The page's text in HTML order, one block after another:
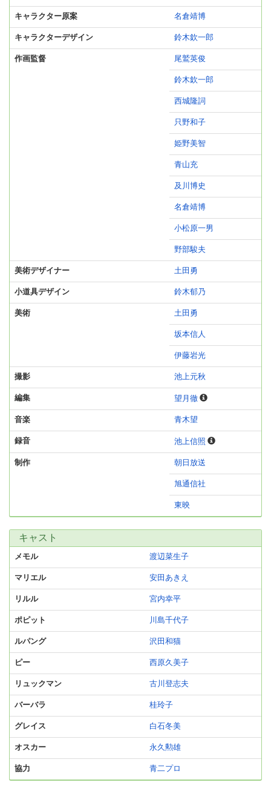
キャラクター原案 名倉靖博
キャラクターデザイン 鈴木欽一郎
作画監督 尾鷲英俊
鈴木欽一郎
西城隆詞
只野和子
姫野美智
青山充
及川博史
名倉靖博
小松原一男
野部駿夫
美術デザイナー 土田勇
小道具デザイン 鈴木郁乃
美術 土田勇
坂本信人
伊藤岩光
撮影 池上元秋
編集 望月徹
音楽 青木望
録音 池上信照
制作 朝日放送
旭通信社
東映
キャスト
メモル 渡辺菜生子
マリエル 安田あきえ
リルル 宮内幸平
ポピット 川島千代子
ルパング 沢田和猫
ピー 西原久美子
リュックマン 古川登志夫
バーバラ 桂玲子
グレイス 白石冬美
オスカー 永久勲雄
協力 青二プロ